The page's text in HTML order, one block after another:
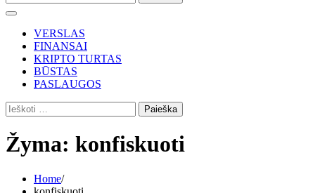
VERSLAS
FINANSAI
KRIPTO TURTAS
BŪSTAS
PASLAUGOS
Ieškoti:
Žyma: konfiskuoti
Home